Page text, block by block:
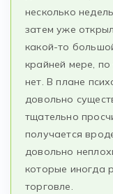
несколько
затем уже
какой-то
крайней мере, по
нет. В плане
довольно
тщательно
получается
довольно
которые иногда
торговле.